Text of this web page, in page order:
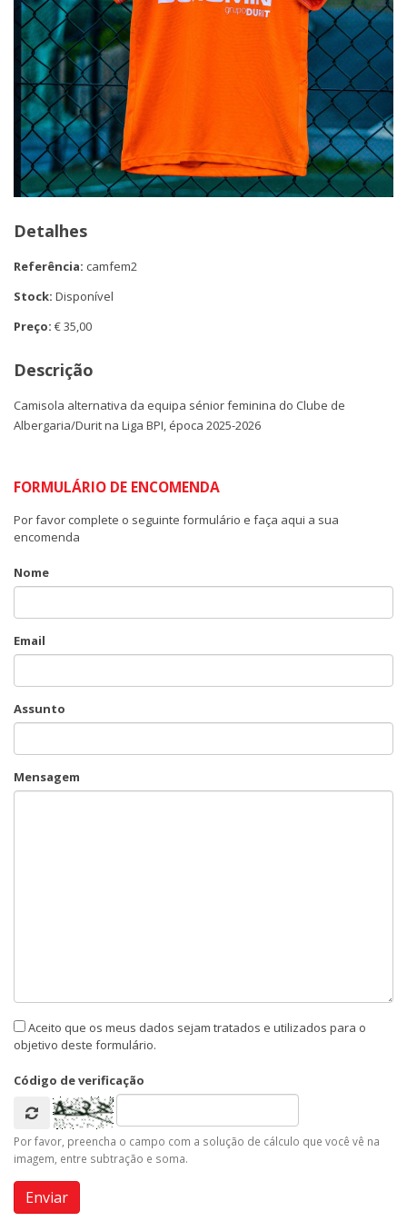
Detalhes
Referência: camfem2
Stock: Disponível
Preço: € 35,00
Descrição
Camisola alternativa da equipa sénior feminina do Clube de
Albergaria/Durit na Liga BPI, época 2025-2026
FORMULÁRIO DE ENCOMENDA
Por favor complete o seguinte formulário e faça aqui a sua
encomenda
Nome
Email
Assunto
Mensagem
Aceito que os meus dados sejam tratados e utilizados para o
objetivo deste formulário.
Código de verificação
Por favor, preencha o campo com a solução de cálculo que você vê na
imagem, entre subtração e soma.